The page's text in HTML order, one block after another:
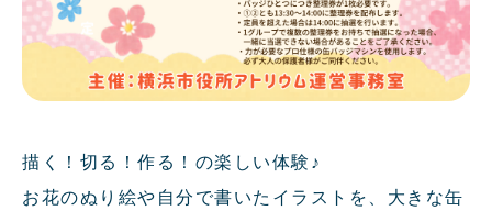
描く！切る！作る！の楽しい体験♪
お花のぬり絵や自分で書いたイラストを、大きな缶